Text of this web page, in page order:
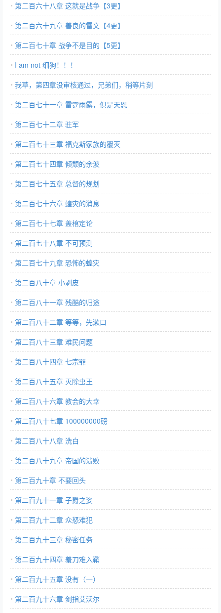
第二百六十八章 这就是战争【3更】
第二百六十九章 善良的雷文【4更】
第二百七十章 战争不是目的【5更】
I am not 细狗！！！
我草，第四章没审核通过，兄弟们，稍等片刻
第二百七十一章 雷霆雨露，俱是天恩
第二百七十二章 驻军
第二百七十三章 福克斯家族的覆灭
第二百七十四章 倾颓的余波
第二百七十五章 总督的规划
第二百七十六章 蝗灾的消息
第二百七十七章 盖棺定论
第二百七十八章 不可预测
第二百七十九章 恐怖的蝗灾
第二百八十章 小剥皮
第二百八十一章 残酷的归途
第二百八十二章 等等，先漱口
第二百八十三章 难民问题
第二百八十四章 七宗罪
第二百八十五章 灭除虫王
第二百八十六章 教会的大幸
第二百八十七章 100000000磅
第二百八十八章 洗白
第二百八十九章 帝国的溃败
第二百九十章 不要回头
第二百九十一章 子爵之姿
第二百九十二章 众怒难犯
第二百九十三章 秘密任务
第二百九十四章 羞刀难入鞘
第二百九十五章 没有（一）
第二百九十六章 剑指艾沃尔